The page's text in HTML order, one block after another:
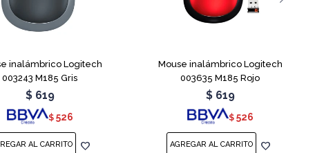
inalámbrico Logitech
003243 M185 Gris
$ 619
$ 526
Mouse inalámbrico Logitech
003635 M185 Rojo
$ 619
$ 526